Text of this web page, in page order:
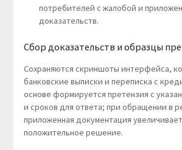
потребителей с жалобой и
доказательств.
Сбор доказательств и образцы
Сохраняются скриншоты интерфейса,
банковские выписки и переписка с
основе формируется претензия с
и сроков для ответа; при обращении в
приложенная документация
положительное решение.